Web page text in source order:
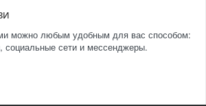
можно любым удобным для вас способом:
социальные сети и мессенджеры.